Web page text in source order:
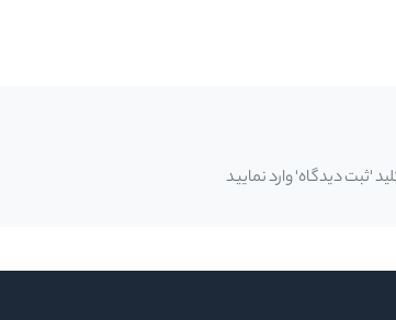
'ثبت دیدگاه' وارد نمایید